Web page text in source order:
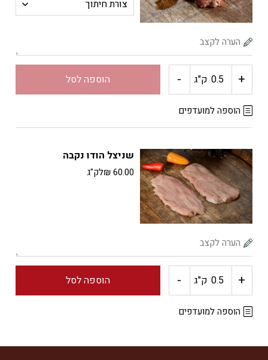
מתובל
+ כמות
של
הודו
רצועות
ק"ג - הוספה לסל
הוספה למועדפים
שניצל הודו נקבה
₪60.00 לק"ג
+ כמות
של
ק"ג - הוספה לסל
הוספה למועדפים